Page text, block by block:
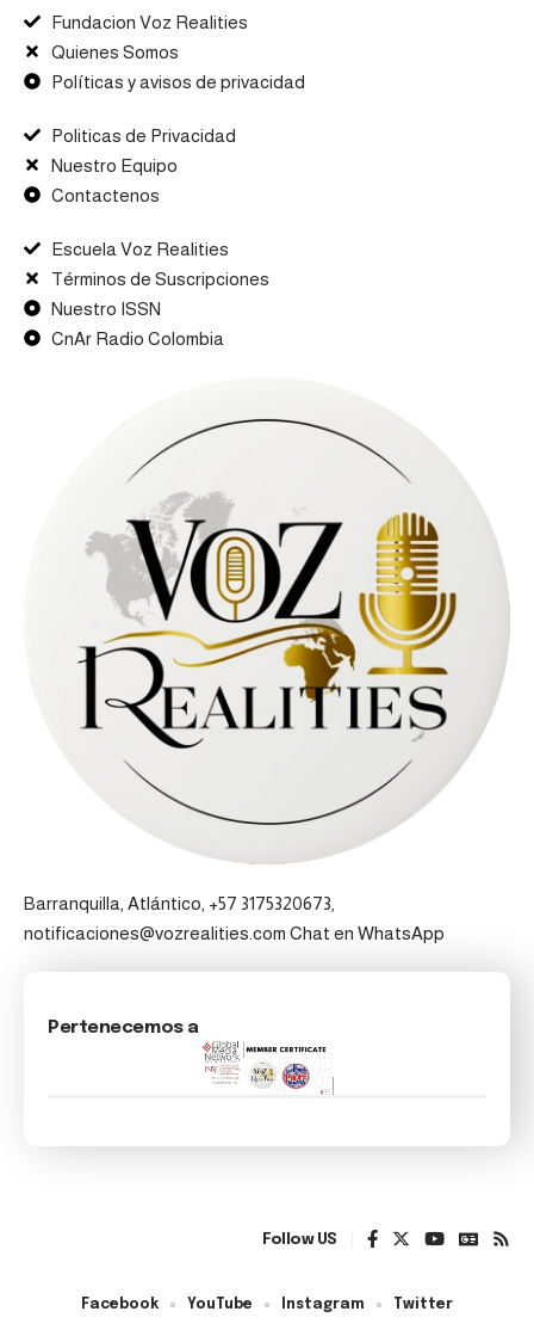
Fundacion Voz Realities
Quienes Somos
Políticas y avisos de privacidad
Politicas de Privacidad
Nuestro Equipo
Contactenos
Escuela Voz Realities
Términos de Suscripciones
Nuestro ISSN
CnAr Radio Colombia
Barranquilla, Atlántico, +57 3175320673,
notificaciones@vozrealities.com Chat en WhatsApp
Pertenecemos a
Follow US
Facebook YouTube Instagram Twitter